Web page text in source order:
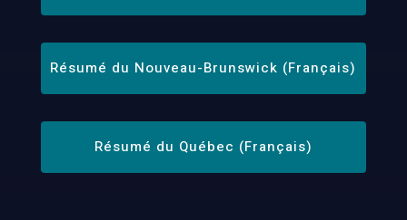
Résumé du Nouveau-Brunswick (Français)
Résumé du Québec (Français)